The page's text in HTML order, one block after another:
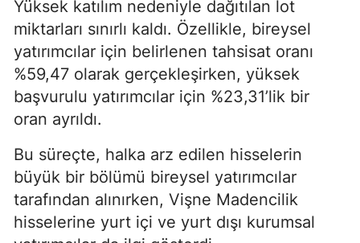
Yüksek katılım nedeniyle dağıtılan lot
miktarları sınırlı kaldı. Özellikle, bireysel
yatırımcılar için belirlenen tahsisat oranı
%59,47 olarak gerçekleşirken, yüksek
başvurulu yatırımcılar için %23,31’lik bir
oran ayrıldı.
Bu süreçte, halka arz edilen hisselerin
büyük bir bölümü bireysel yatırımcılar
tarafından alınırken, Vişne Madencilik
hisselerine yurt içi ve yurt dışı kurumsal